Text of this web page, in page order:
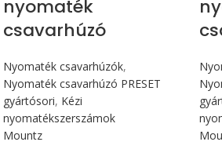
nyomaték
csavarhúzó
Nyomaték csavarhúzók,
Nyomaték csavarhúzó PRESET
gyártósori, Kézi
nyomatékszerszámok
Mountz